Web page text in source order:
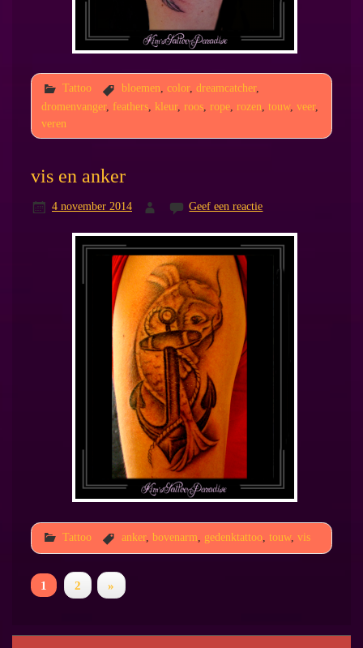
Tattoo bloemen color, dreamcatcher,
dromenvanger, feathers, kleur, roos, rope, rozen touw, veer,
veren
vis en anker
4 november 2014 Geef een reactie
Tattoo anker, bovenarm gedenktattoo, touw, vis
1 2 »